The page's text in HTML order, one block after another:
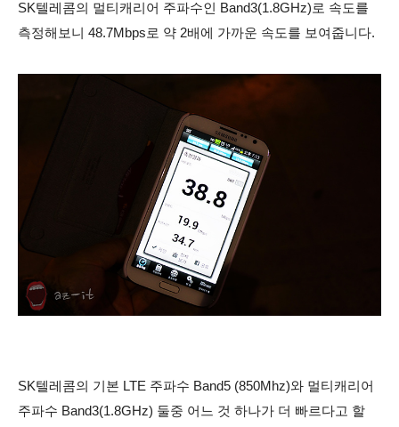
SK텔레콤의 멀티캐리어 주파수인 Band3(1.8GHz)로 속도를
측정해보니 48.7Mbps로 약 2배에 가까운 속도를 보여줍니다.
SK텔레콤의 기본 LTE 주파수 Band5 (850Mhz)와 멀티캐리어
주파수 Band3(1.8GHz) 둘중 어느 것 하나가 더 빠르다고 할